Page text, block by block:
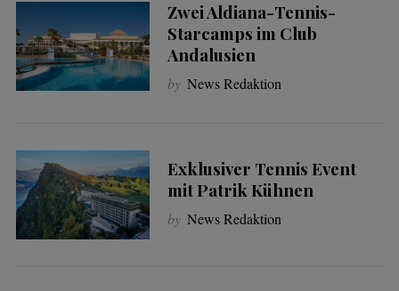
Zwei Aldiana-Tennis-
Starcamps im Club
Andalusien
by News Redaktion
Exklusiver Tennis Event
mit Patrik Kühnen
by News Redaktion